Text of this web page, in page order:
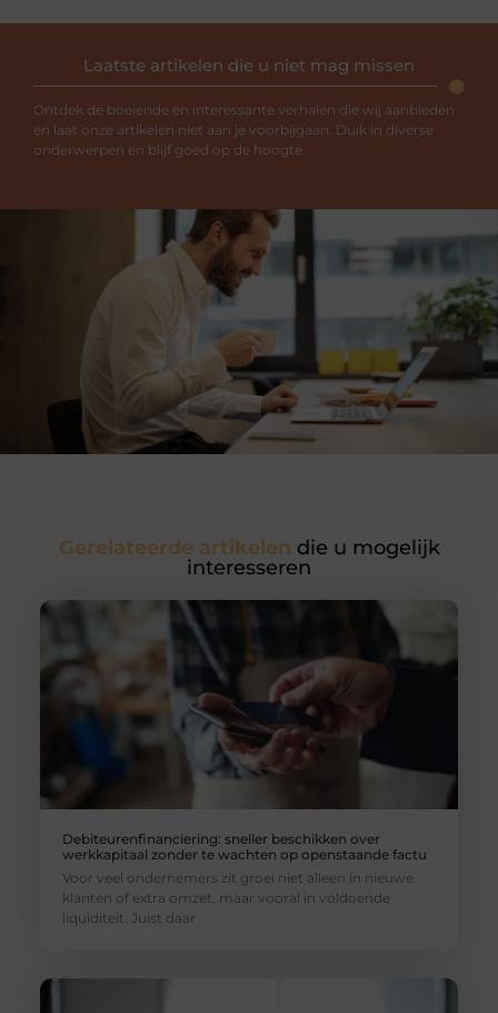
Laatste artikelen die u niet mag missen
Ontdek de boeiende en interessante verhalen die wij aanbieden
en laat onze artikelen niet aan je voorbijgaan. Duik in diverse
onderwerpen en blijf goed op de hoogte.
Gerelateerde artikelen die u mogelijk
interesseren
Debiteurenfinanciering: sneller beschikken over
werkkapitaal zonder te wachten op openstaande factu
Voor veel ondernemers zit groei niet alleen in nieuwe
klanten of extra omzet, maar vooral in voldoende
liquiditeit. Juist daar